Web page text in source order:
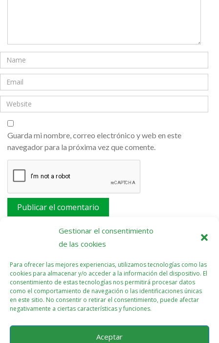
Gestionar el consentimiento
de las cookies
Para ofrecer las mejores experiencias, utilizamos tecnologías como las
cookies para almacenar y/o acceder a la información del dispositivo. El
consentimiento de estas tecnologías nos permitirá procesar datos
como el comportamiento de navegación o las identificaciones únicas
en este sitio. No consentir o retirar el consentimiento, puede afectar
negativamente a ciertas características y funciones.
Aceptar
Guarda mi nombre, correo electrónico y web en este
navegador para la próxima vez que comente.
Este sitio usa Akismet para reducir el spam.Aprende
cómo se procesan los datos de tus comentarios.